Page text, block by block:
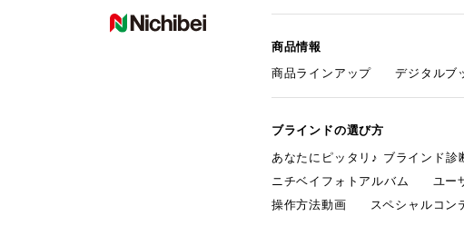
商品情報
商品ラインアップ
デジタルブ
ブラインドの選び方
あなたにピッタリ♪ ブラインド診
ニチベイフォトアルバム
ユー
操作方法動画
スペシャルコン